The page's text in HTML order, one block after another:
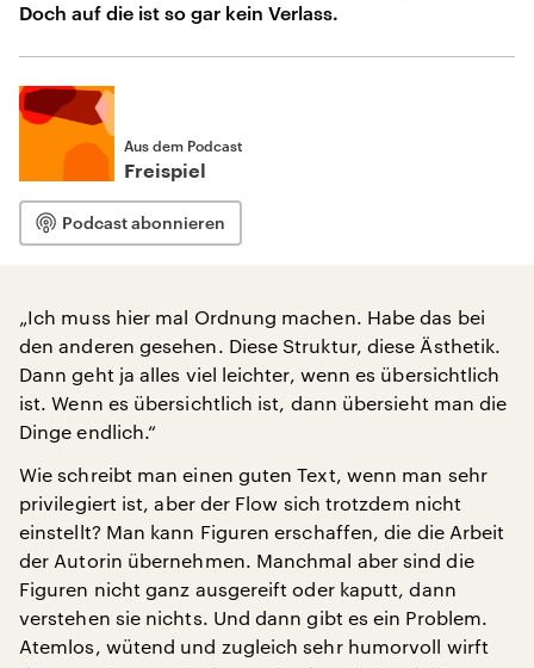
Doch auf die ist so gar kein Verlass.
Aus dem Podcast
Freispiel
Podcast abonnieren
„Ich muss hier mal Ordnung machen. Habe das bei
den anderen gesehen. Diese Struktur, diese Ästhetik.
Dann geht ja alles viel leichter, wenn es übersichtlich
ist. Wenn es übersichtlich ist, dann übersieht man die
Dinge endlich.“
Wie schreibt man einen guten Text, wenn man sehr
privilegiert ist, aber der Flow sich trotzdem nicht
einstellt? Man kann Figuren erschaffen, die die Arbeit
der Autorin übernehmen. Manchmal aber sind die
Figuren nicht ganz ausgereift oder kaputt, dann
verstehen sie nichts. Und dann gibt es ein Problem.
Atemlos, wütend und zugleich sehr humorvoll wirft